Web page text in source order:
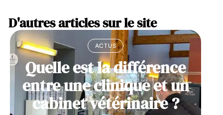
D'autres articles sur le site
ACTUS
Quelle est la différence
entre une clinique et un
cabinet vétérinaire ?